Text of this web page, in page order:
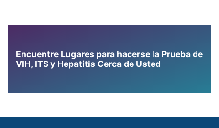
Encuentre Lugares para hacerse la Prueba de
VIH, ITS y Hepatitis Cerca de Usted